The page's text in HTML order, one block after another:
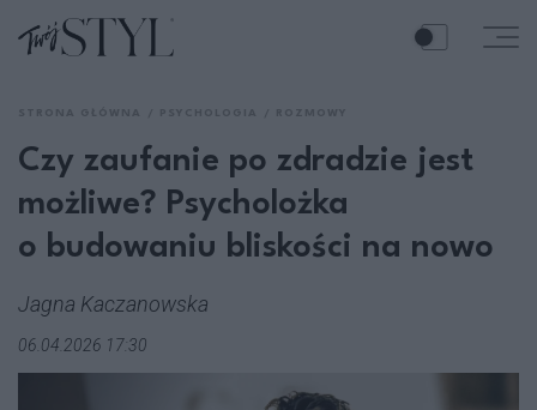
Czy zaufanie po zdradzie jest
możliwe? Psycholożka
o budowaniu bliskości na nowo
Jagna Kaczanowska
06.04.2026 17:30